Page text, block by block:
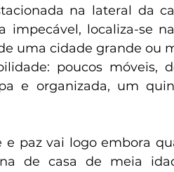
na lateral da
impecável, localiza-se
uma cidade grande ou
poucos móveis,
e organizada, um
de casa de meia